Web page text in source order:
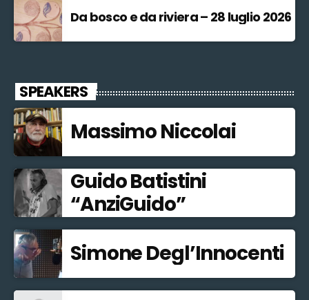
Da bosco e da riviera – 28 luglio 2026
SPEAKERS
Massimo Niccolai
Guido Batistini
“AnziGuido”
Simone Degl’Innocenti